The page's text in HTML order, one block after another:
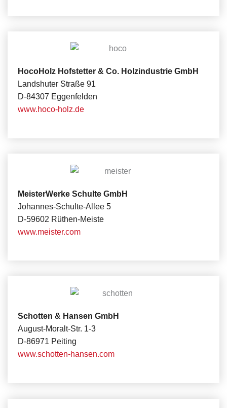
HocoHolz Hofstetter & Co. Holzindustrie GmbH
Landshuter Straße 91
D-84307 Eggenfelden
www.hoco-holz.de
MeisterWerke Schulte GmbH
Johannes-Schulte-Allee 5
D-59602 Rüthen-Meiste
www.meister.com
Schotten & Hansen GmbH
August-Moralt-Str. 1-3
D-86971 Peiting
www.schotten-hansen.com